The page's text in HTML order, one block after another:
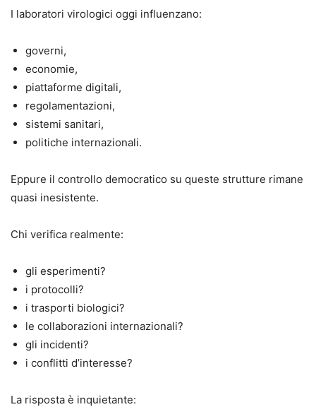
I laboratori virologici oggi influenzano:
governi,
economie,
piattaforme digitali,
regolamentazioni,
sistemi sanitari,
politiche internazionali.
Eppure il controllo democratico su queste strutture rimane
quasi inesistente.
Chi verifica realmente:
gli esperimenti?
i protocolli?
i trasporti biologici?
le collaborazioni internazionali?
gli incidenti?
i conflitti d’interesse?
La risposta è inquietante: